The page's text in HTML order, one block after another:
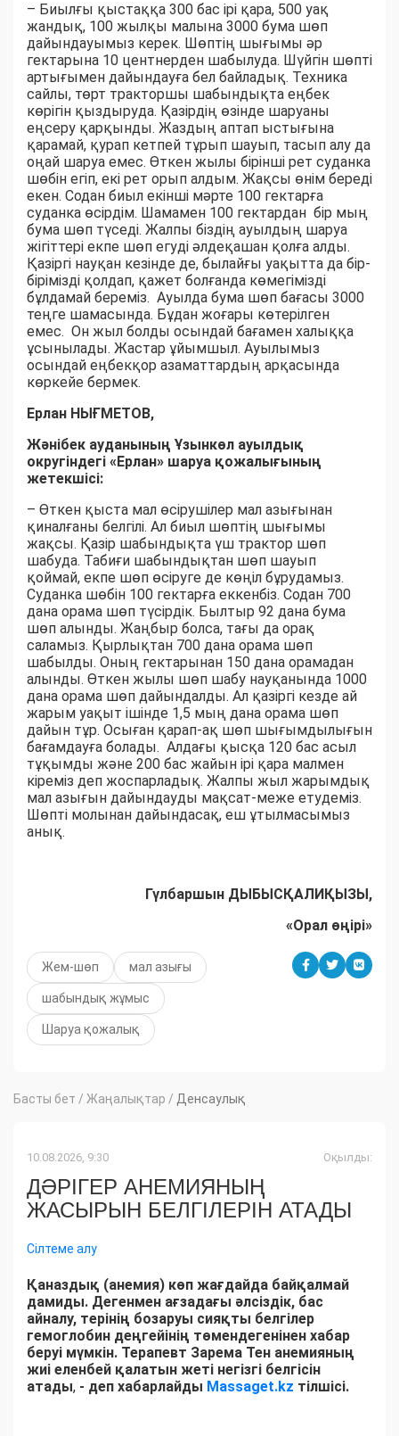
– Биылғы қыстаққа 300 бас ірі қара, 500 уақ
жандық, 100 жылқы малына 3000 бума шөп
дайындауымыз керек. Шөптің шығымы әр
гектарына 10 центнерден шабылуда. Шүйгін шөпті
артығымен дайындауға бел байладық. Техника
сайлы, төрт тракторшы шабындықта еңбек
көрігін қыздыруда. Қазірдің өзінде шаруаны
еңсеру қарқынды. Жаздың аптап ыстығына
қарамай, қурап кетпей тұрып шауып, тасып алу да
оңай шаруа емес. Өткен жылы бірінші рет суданка
шөбін егіп, екі рет орып алдым. Жақсы өнім береді
екен. Содан биыл екінші мәрте 100 гектарға
суданка өсірдім. Шамамен 100 гектардан бір мың
бума шөп түседі. Жалпы біздің ауылдың шаруа
жігіттері екпе шөп егуді әлдеқашан қолға алды.
Қазіргі науқан кезінде де, былайғы уақытта да бір-
бірімізді қолдап, қажет болғанда көмегімізді
бұлдамай береміз. Ауылда бума шөп бағасы 3000
теңге шамасында. Бұдан жоғары көтерілген
емес. Он жыл болды осындай бағамен халыққа
ұсынылады. Жастар ұйымшыл. Ауылымыз
осындай еңбекқор азаматтардың арқасында
көркейе бермек.
Ерлан НЫҒМЕТОВ,
Жәнібек ауданының Ұзынкөл ауылдық
округіндегі «Ерлан» шаруа қожалығының
жетекшісі:
– Өткен қыста мал өсірушілер мал азығынан
қиналғаны белгілі. Ал биыл шөптің шығымы
жақсы. Қазір шабындықта үш трактор шөп
шабуда. Табиғи шабындықтан шөп шауып
қоймай, екпе шөп өсіруге де көңіл бұрудамыз.
Суданка шөбін 100 гектарға еккенбіз. Содан 700
дана орама шөп түсірдік. Былтыр 92 дана бума
шөп алынды. Жаңбыр болса, тағы да орақ
саламыз. Қырлықтан 700 дана орама шөп
шабылды. Оның гектарынан 150 дана орамадан
алынды. Өткен жылы шөп шабу науқанында 1000
дана орама шөп дайындалды. Ал қазіргі кезде ай
жарым уақыт ішінде 1,5 мың дана орама шөп
дайын тұр. Осыған қарап-ақ шөп шығымдылығын
бағамдауға болады. Алдағы қысқа 120 бас асыл
тұқымды және 200 бас жайын ірі қара малмен
кіреміз деп жоспарладық. Жалпы жыл жарымдық
мал азығын дайындауды мақсат-меже етудеміз.
Шөпті молынан дайындасақ, еш ұтылмасымыз
анық.
Гүлбаршын ДЫБЫСҚАЛИҚЫЗЫ,
«Орал өңірі»
Жем-шөп мал азығы
шабындық жұмыс
Шаруа қожалық
Басты бет / Жаңалықтар / Денсаулық
10.08.2026, 9:30 Оқылды:
ДӘРІГЕР АНЕМИЯНЫҢ
ЖАСЫРЫН БЕЛГІЛЕРІН АТАДЫ
Сілтеме алу
Қаназдық (анемия) көп жағдайда байқалмай
дамиды. Дегенмен ағзадағы әлсіздік, бас
айналу, терінің бозаруы сияқты белгілер
гемоглобин деңгейінің төмендегенінен хабар
беруі мүмкін. Терапевт Зарема Тен анемияның
жиі еленбей қалатын жеті негізгі белгісін
атады, - деп хабарлайды Massaget.kz тілшісі.